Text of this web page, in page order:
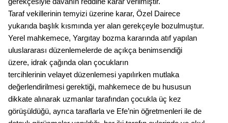
Taraf vekillerinin temyizi üzerine karar, Özel Dairece
yukarıda başlık kısmında yer alan gerekçeyle bozulmuştur.
Yerel mahkemece, Yargıtay bozma kararında atıf yapılan
uluslararası düzenlemelerde de açıkça benimsendiği
üzere, idrak çağında olan çocukların
tercihlerinin velayet düzenlemesi yapılırken mutlaka
değerlendirilmesi gerektiği, mahkemece de bu hususun
dikkate alınarak uzmanlar tarafından çocukla üç kez
görüşüldüğü, ayrıca taraflarla ve Efe’nin öğretmenleri ile de